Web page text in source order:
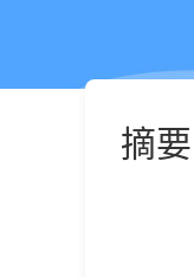
摘要